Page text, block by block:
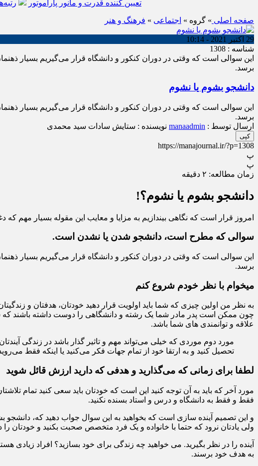
تعیین کننده قدرت و مانور پاراموتور
رتبه‌های
صفحه اصلی » گروه » اجتماعی » فرهنگ و هنر
29 اکتبر 2021 - 10:14
شناسه : 1308
این سوالی است که وقتی در دوران کنکور و دانشگاه قرار می‌گیریم بسیار
برسد.
دانشجو بشوم یا نشوم
این سوالی است که وقتی در دوران کنکور و دانشگاه قرار می‌گیریم بسیار
برسد.
ارسال توسط : manaadmin نویسنده : ستایش سادات سید محمدی
کپی
https://manajournal.ir/?p=1308
پ
پ
زمان مطالعه: ۲ دقیقه
دانشجو بشوم یا نشوم؟!
امروز قرار است که نگاهی بیندازیم به مزایا و معایب این مقوله بسیار مهم
سوالی که مطرح است، دانشجو شدن یا نشدن است.
این سوالی است که وقتی در دوران کنکور و دانشگاه قرار می‌گیریم بسیار
برسد.
میخوام با نظر خودم شروع کنم
به نظر من اولین چیزی که شما باید اولویت قرار دهید خودتان، هدفتان و
چون ممکن است پدر مادر شما یک رشته و دانشگاهی را دوست داشته باشند که
علاقه و توانمندی های شما باشد.
مورد دوم موردی که خیلی می‌تواند مهم و تاثیر گذار باشد در زندگی
تحصیل کنید و به ارتقا خود از تمام جهات فکر می‌کنید یا اینکه فقط
لطفا برای زمانی که می‌گذارید و هدفی که دارید ارزش قائل شوید
مورد آخر که باید به آن توجه کنید این است که خودتان باید سعی کنید تمام
فقط و فقط به دانشگاه و درس و استاد بسنده نکنید.
و این تصمیم آینده سازی است که بخواهید به این سوال جواب دهید که، دانشجو
ولی یادتان نرود که حتما با خانواده و یک فرد متخصص صحبت بکنید و خودتان
آینده را در نظر بگیرید. می خواهید چه زندگی برای خود بسازید؟ افراد
به هدف خود برسند.